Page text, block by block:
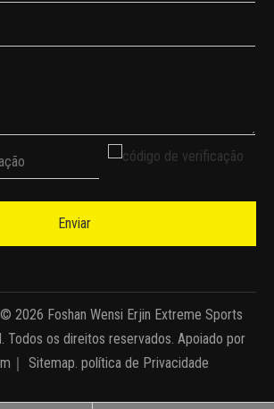
Enviar
© 2026 Foshan Wensi Erjin Extreme Sports
Todos os direitos reservados. Apoiado por
｜ Sitemap. política de Privacidade